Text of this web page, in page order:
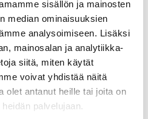
sisällön ja mainosten
median ominaisuuksien
analysoimiseen. Lisäksi
mainosalan ja analytiikka-
siitä, miten käytät
voivat yhdistää näitä
olet antanut heille tai joita on
palvelujaan.
8,46 x 6,80m
8,46m
6,80m